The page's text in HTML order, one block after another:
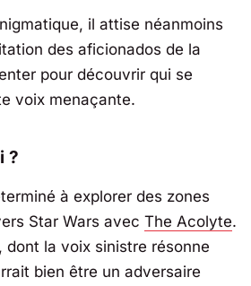
il attise néanmoins
des aficionados de la
pour découvrir qui se
voix menaçante.
?
à explorer des zones
Star Wars avec The Acolyte.
dont la voix sinistre résonne
bien être un adversaire